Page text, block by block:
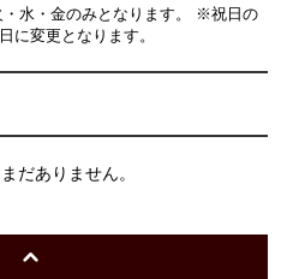
水・金のみとなります。 ※祝日の
に変更となります。
だありません。